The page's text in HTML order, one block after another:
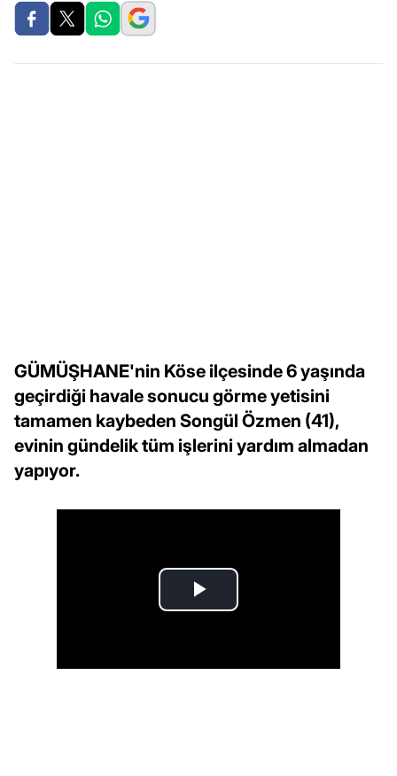
GÜMÜŞHANE'nin Köse ilçesinde 6 yaşında
geçirdiği havale sonucu görme yetisini
tamamen kaybeden Songül Özmen (41),
evinin gündelik tüm işlerini yardım almadan
yapıyor.